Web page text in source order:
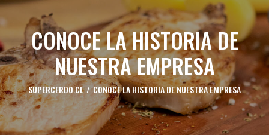
CONOCE LA HISTORIA DE
NUESTRA EMPRESA
SUPERCERDO.CL / CONOCE LA HISTORIA DE NUESTRA EMPRESA